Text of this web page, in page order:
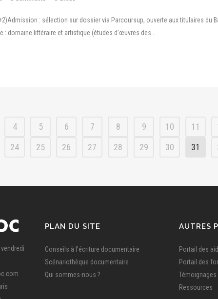
: sélection sur dossier via Parcoursup, ouverte aux titulaires du
: domaine littéraire et artistique (études d’œuvres des...
4 5 6 7 8 9 10 11
24 25 26 27 28 29 30 31
PLAN DU SITE
Conseils à l'écriture documentaire
Scénariothèque documentaire
Qui sommes-nous ?
AUTRES
Portail des
Portail des
Témoignages
Ressources